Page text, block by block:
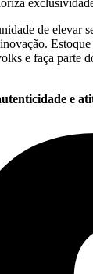
de elevar
e faça parte
e